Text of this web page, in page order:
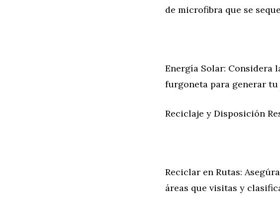
de microfibra que se
Energía Solar: Considera
furgoneta para generar
Reciclaje y Disposición
Reciclar en Rutas:
áreas que visitas y